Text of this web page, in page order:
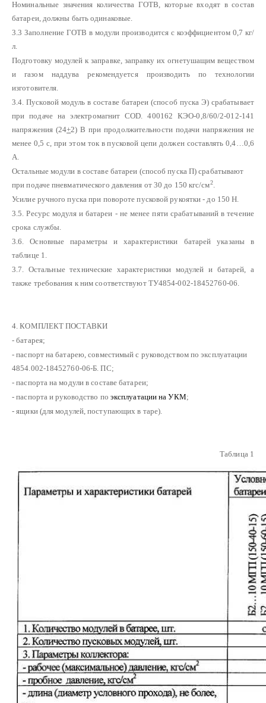
Номинальные значения количества ГОТВ, которые входят в состав
батареи, должны быть одинаковые.
3.3 Заполнение ГОТВ в модули производится с коэффициентом 0,7 кг/
л.
Подготовку модулей к заправке, заправку их огнетушащим веществом
и газом наддува рекомендуется производить по технологии
изготовителя.
3.4. Пусковой модуль в составе батареи (способ пуска Э) срабатывает
при подаче на электромагнит COD. 400162 КЭО-0,8/60/2-012-141
напряжения (24+2) В при продолжительности подачи напряжения не
менее 0,5 с, при этом ток в пусковой цепи должен составлять 0,4…0,6
А.
Остальные модули в составе батареи (способ пуска П) срабатывают
при подаче пневматического давления от 30 до 150 кгс/см2.
Усилие ручного пуска при повороте пусковой рукоятки - до 150 Н.
3.5. Ресурс модуля и батареи - не менее пяти срабатываний в течение
срока службы.
3.6. Основные параметры и характеристики батарей указаны в
таблице 1.
3.7. Остальные технические характеристики модулей и батарей, а
также требования к ним соответствуют ТУ4854-002-18452760-06.
4. КОМПЛЕКТ ПОСТАВКИ
- батарея;
- паспорт на батарею, совместимый с руководством по эксплуатации
4854.002-18452760-06-Б. ПС;
- паспорта на модули в составе батареи;
- паспорта и руководство по эксплуатации на УКМ;
- ящики (для модулей, поступающих в таре).
Таблица 1